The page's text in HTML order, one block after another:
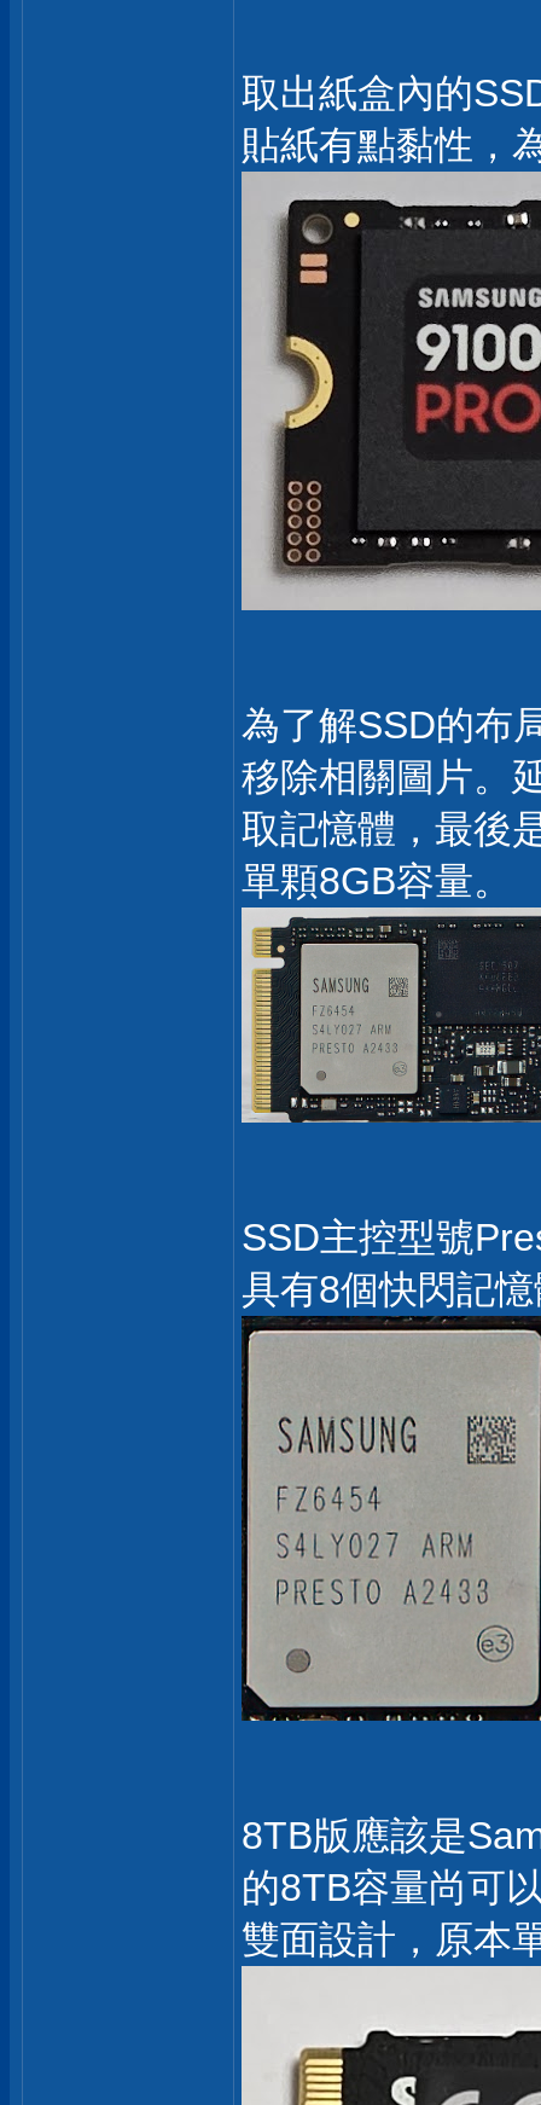
取出紙盒內的
貼紙有點黏性，
為了解SSD的布
移除相關圖片。
取記憶體，最後
單顆8GB容量。
SSD主控型號
具有8個快閃記
8TB版應該是
的8TB容量尚可
雙面設計，原本